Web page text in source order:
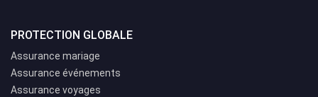
PROTECTION GLOBALE
Assurance mariage
Assurance événements
Assurance voyages